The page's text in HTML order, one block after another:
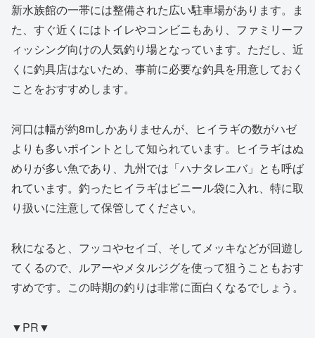
新水族館の一帯には整備された広い駐車場があります。ま
た、すぐ近くにはトイレやコンビニもあり、ファミリーフ
ィッシング向けの人気釣り場となっています。ただし、近
くに釣具店はないため、事前に必要な釣具を用意しておく
ことをおすすめします。
河口は幅が約8mしかありませんが、ヒイラギの数がハゼ
よりも多いポイントとして知られています。ヒイラギはぬ
めりが多い魚であり、九州では「ハナタレエバ」とも呼ば
れています。釣ったヒイラギはビニール袋に入れ、特に取
り扱いに注意して保管してください。
秋になると、フッコやセイゴ、そしてメッキなどが回遊し
てくるので、ルアーやメタルジグを使って狙うこともおす
すめです。この時期の釣りは非常に面白くなるでしょう。
▼PR▼